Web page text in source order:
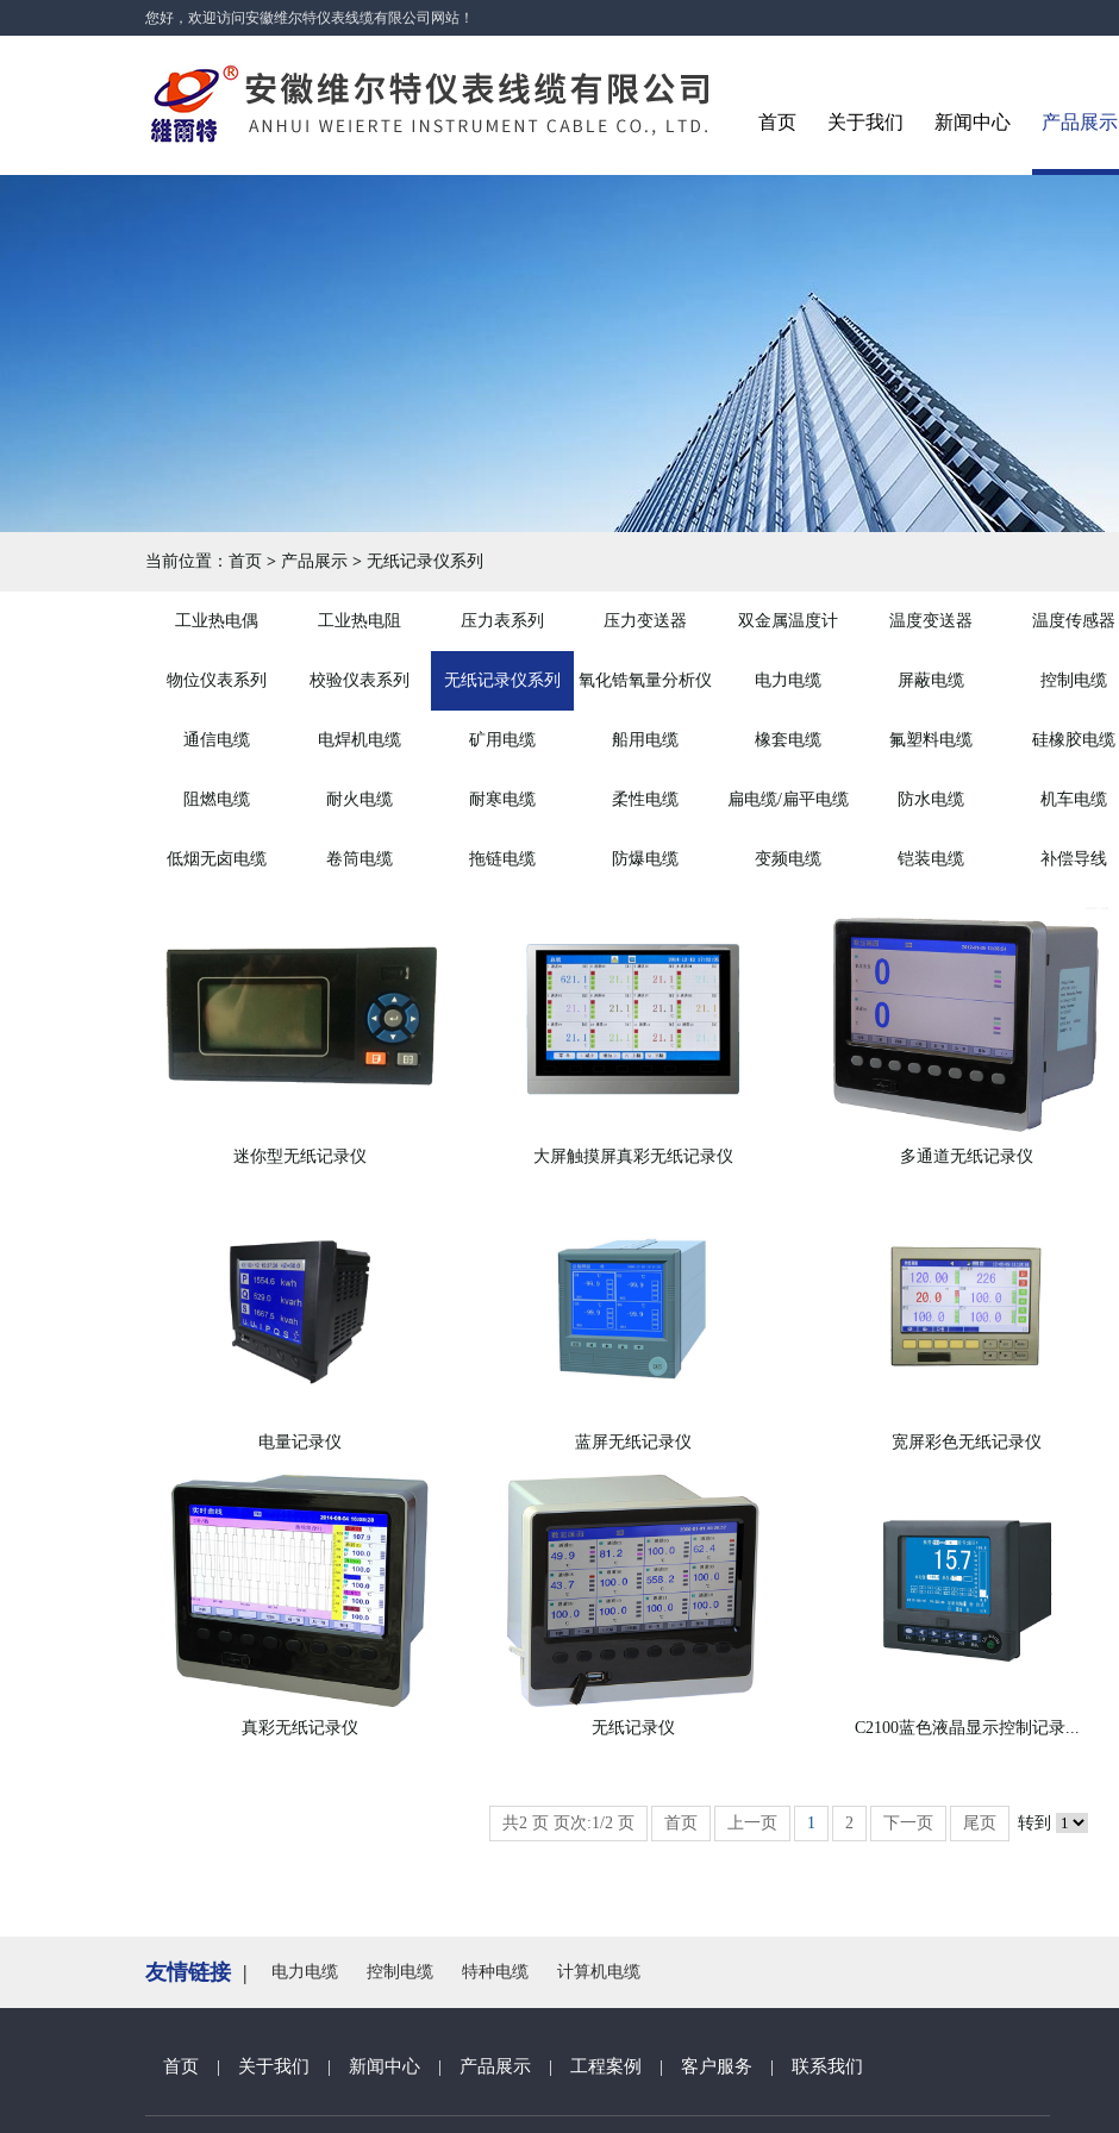
您好，欢迎访问安徽维尔特仪表线缆有限公司网站！
首页 关于我们 新闻中心 产品展示
当前位置： 首页 > 产品展示 > 无纸记录仪系列
工业热电偶 工业热电阻 压力表系列 压力变送器 双金属温度计 温度变送器 温度传感器
物位仪表系列 校验仪表系列 无纸记录仪系列 氧化锆氧量分析仪 电力电缆 屏蔽电缆 控制电缆
通信电缆 电焊机电缆 矿用电缆 船用电缆 橡套电缆 氟塑料电缆 硅橡胶电缆
阻燃电缆 耐火电缆 耐寒电缆 柔性电缆 扁电缆/扁平电缆 防水电缆 机车电缆
低烟无卤电缆 卷筒电缆 拖链电缆 防爆电缆 变频电缆 铠装电缆 补偿导线
迷你型无纸记录仪 大屏触摸屏真彩无纸记录仪 多通道无纸记录仪
电量记录仪 蓝屏无纸记录仪 宽屏彩色无纸记录仪
真彩无纸记录仪 无纸记录仪 C2100蓝色液晶显示控制记录...
共2 页 页次:1/2 页 首页 上一页 1 2 下一页 尾页 转到
友情链接 | 电力电缆 控制电缆 特种电缆 计算机电缆
首页 | 关于我们 | 新闻中心 | 产品展示 | 工程案例 | 客户服务 | 联系我们